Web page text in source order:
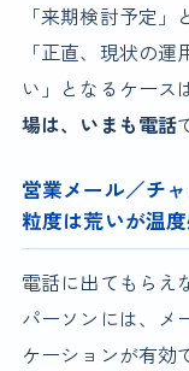
「来期検討予定
「正直、現状の
い」となるケース
場は、いまも電話
営業メール／チャ
粒度は荒いが温
電話に出てもらえ
パーソンには、メ
ケーションが有効